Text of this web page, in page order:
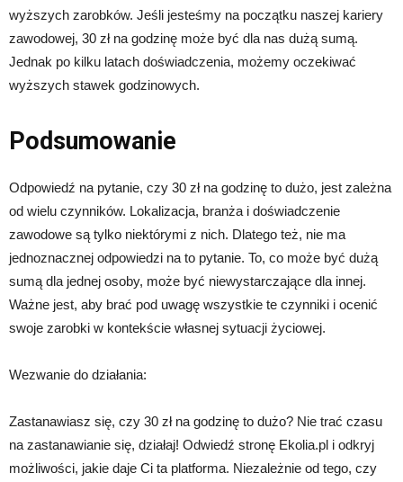
wyższych zarobków. Jeśli jesteśmy na początku naszej kariery
zawodowej, 30 zł na godzinę może być dla nas dużą sumą.
Jednak po kilku latach doświadczenia, możemy oczekiwać
wyższych stawek godzinowych.
Podsumowanie
Odpowiedź na pytanie, czy 30 zł na godzinę to dużo, jest zależna
od wielu czynników. Lokalizacja, branża i doświadczenie
zawodowe są tylko niektórymi z nich. Dlatego też, nie ma
jednoznacznej odpowiedzi na to pytanie. To, co może być dużą
sumą dla jednej osoby, może być niewystarczające dla innej.
Ważne jest, aby brać pod uwagę wszystkie te czynniki i ocenić
swoje zarobki w kontekście własnej sytuacji życiowej.
Wezwanie do działania:
Zastanawiasz się, czy 30 zł na godzinę to dużo? Nie trać czasu
na zastanawianie się, działaj! Odwiedź stronę Ekolia.pl i odkryj
możliwości, jakie daje Ci ta platforma. Niezależnie od tego, czy